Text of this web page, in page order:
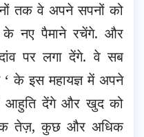
तक वे अपने सपनों को
के नए पैमाने रचेंगे. और
पर लगा देंगे. वे सब
‘ के इस महायज्ञ में अपने
आहुति देंगे और खुद को
तेज़, कुछ और अधिक